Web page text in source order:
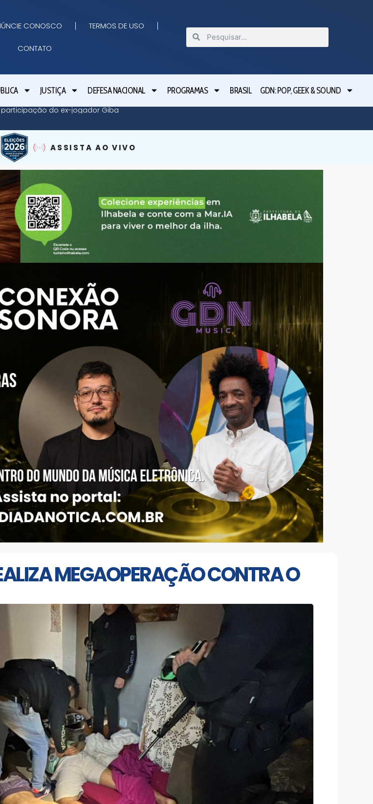
CONOSCO TERMOS DE USO
CONTATO
JUSTIÇA DEFESA NACIONAL PROGRAMAS BRASIL GDN: POP, GEEK & SOUND
do ex-jogador Giba Projeto
ASSISTA AO VIVO
MEGAOPERAÇÃO CONTRA O